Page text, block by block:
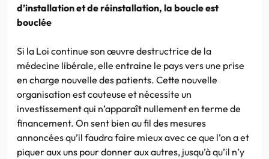
d’installation et de réinstallation, la boucle est
bouclée
Si la Loi continue son œuvre destructrice de la
médecine libérale, elle entraine le pays vers une prise
en charge nouvelle des patients. Cette nouvelle
organisation est couteuse et nécessite un
investissement qui n’apparaît nullement en terme de
financement. On sent bien au fil des mesures
annoncées qu’il faudra faire mieux avec ce que l’on a et
piquer aux uns pour donner aux autres, jusqu’à qu’il n’y